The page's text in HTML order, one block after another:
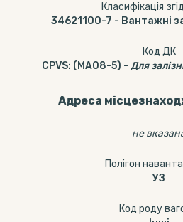
Класифікація
34621100-7 - Вантажні
Код ДК
CPVS: (MA08-5) - Для
Адреса
не
Полігон
УЗ
Код роду